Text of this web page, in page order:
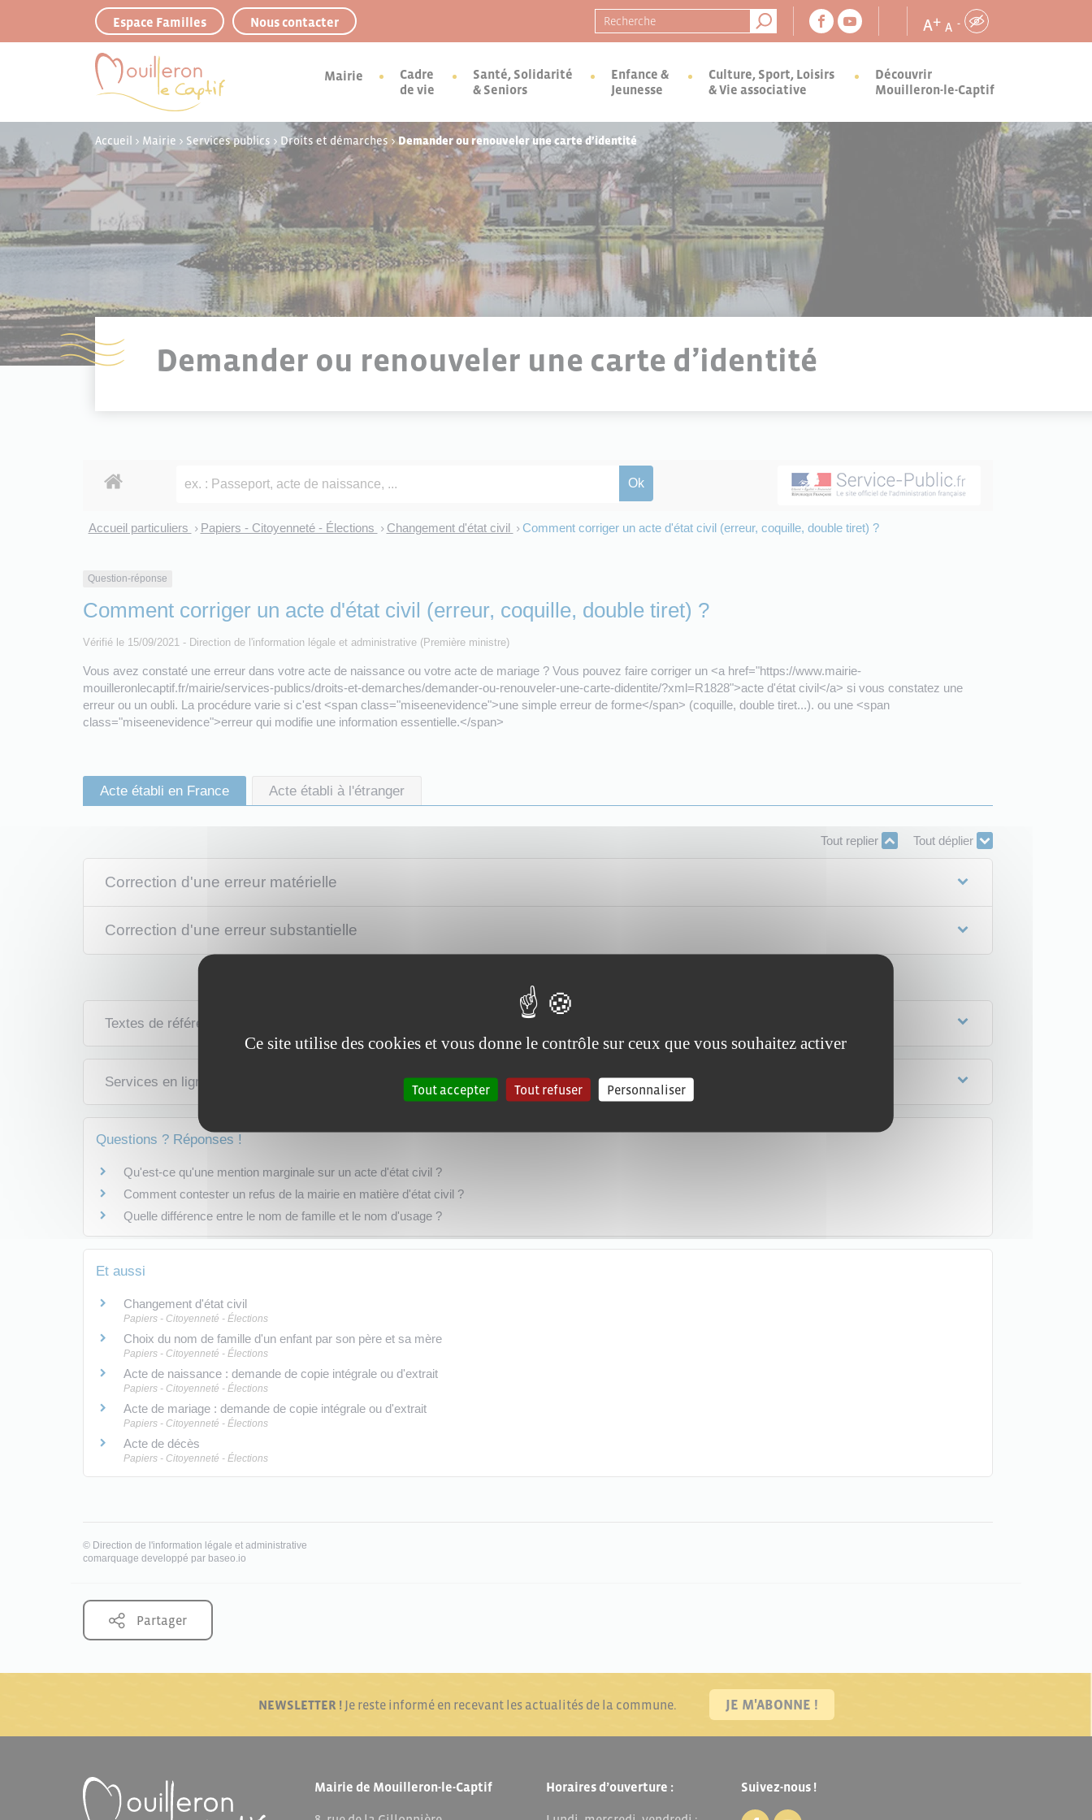
Espace Familles Nous contacter Recherche pour : A+ A -
Mairie
Cadre
de vie
Santé, Solidarité
& Seniors
Enfance &
Jeunesse
Culture, Sport, Loisirs
& Vie associative
Découvrir
Mouilleron-le-Captif
Accueil > Mairie > Services publics > Droits et démarches >Demander ou renouveler une carte d’identité
Demander ou renouveler une carte d’identité
Accueil particuliers > Papiers - Citoyenneté - Élections > Changement d'état civil > Comment corriger un acte d'état civil (erreur, coquille, double tiret) ?
Question-réponse
Comment corriger un acte d'état civil (erreur, coquille, double tiret) ?
Vérifié le 15/09/2021 - Direction de l'information légale et administrative (Première ministre)
Vous avez constaté une erreur dans votre acte de naissance ou votre acte de mariage ? Vous pouvez faire corriger un <a href="https://www.mairie-
mouilleronlecaptif.fr/mairie/services-publics/droits-et-demarches/demander-ou-renouveler-une-carte-didentite/?xml=R1828">acte d'état civil</a> si vous constatez une
erreur ou un oubli. La procédure varie si c'est <span class="miseenevidence">une simple erreur de forme</span> (coquille, double tiret...). ou une <span
class="miseenevidence">erreur qui modifie une information essentielle.</span>
Acte établi en France Acte établi à l'étranger
Tout replier Tout déplier
Correction d'une erreur matérielle
Correction d'une erreur substantielle
Textes de référence
Services en ligne et formulaires
Questions ? Réponses !
Qu'est-ce qu'une mention marginale sur un acte d'état civil ?
Comment contester un refus de la mairie en matière d'état civil ?
Quelle différence entre le nom de famille et le nom d'usage ?
Et aussi
Changement d'état civil
Papiers - Citoyenneté - Élections
Choix du nom de famille d'un enfant par son père et sa mère
Papiers - Citoyenneté - Élections
Acte de naissance : demande de copie intégrale ou d'extrait
Papiers - Citoyenneté - Élections
Acte de mariage : demande de copie intégrale ou d'extrait
Papiers - Citoyenneté - Élections
Acte de décès
Papiers - Citoyenneté - Élections
© Direction de l'information légale et administrative
comarquage developpé par baseo.io
Partager
NEWSLETTER !Je reste informé en recevant les actualités de la commune. JE M'ABONNE !
Mairie de Mouilleron-le-Captif Horaires d’ouverture : Suivez-nous !
Panneau de gestion des cookies
Ce site utilise des cookies et vous donne le contrôle sur ceux que vous souhaitez activer
Tout accepter Tout refuser Personnaliser